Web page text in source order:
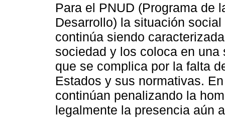
Para el PNUD (Programa de
Desarrollo) la situación
continúa siendo
sociedad y los coloca en
que se complica por la falta
Estados y sus normativas.
continúan penalizando la
legalmente la presencia aún